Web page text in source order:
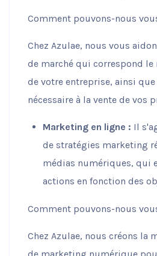
Comment pouvons-nous
Chez Azulae, nous vous
de marché qui correspond le
de votre entreprise, ainsi
nécessaire à la vente de vos
Marketing en ligne : Il
de stratégies marketing
médias numériques, qui
actions en fonction des
Comment pouvons-nous
Chez Azulae, nous créons la